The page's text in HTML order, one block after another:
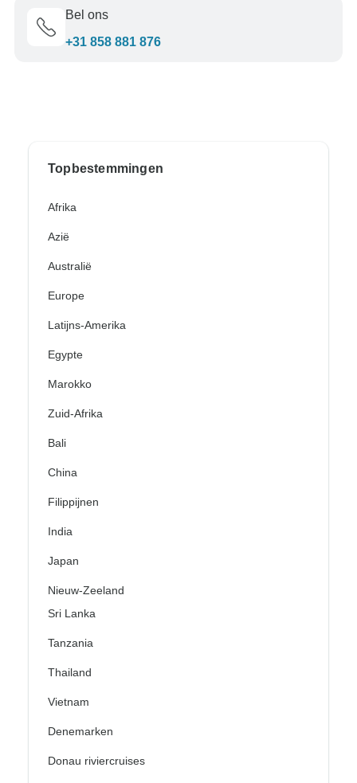
Bel ons
+31 858 881 876
Topbestemmingen
Afrika
Azië
Australië
Europe
Latijns-Amerika
Egypte
Marokko
Zuid-Afrika
Bali
China
Filippijnen
India
Japan
Nieuw-Zeeland
Sri Lanka
Tanzania
Thailand
Vietnam
Denemarken
Donau riviercruises